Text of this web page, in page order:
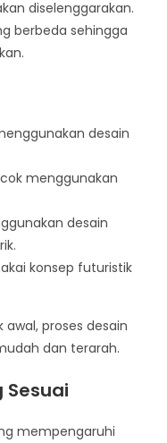
diselenggarakan.
berbeda sehingga
desain
menggunakan
desain
konsep futuristik
proses desain
dan terarah.
Sesuai
mempengaruhi